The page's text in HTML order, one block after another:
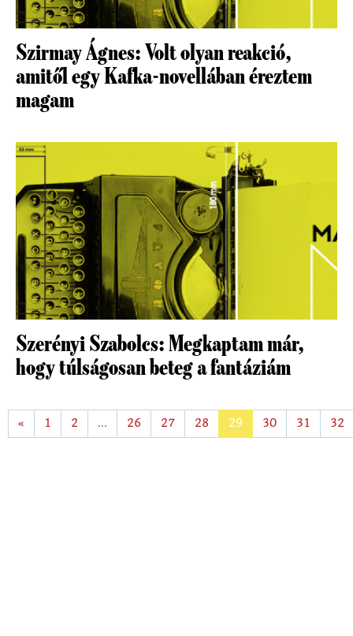
Szirmay Ágnes: Volt olyan reakció,
amitől egy Kafka-novellában éreztem
magam
Szerényi Szabolcs: Megkaptam már,
hogy túlságosan beteg a fantáziám
« 1 2 ... 26 27 28 29 30 31 32